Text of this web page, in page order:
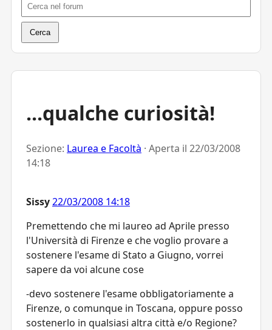
...qualche curiosità!
Sezione: Laurea e Facoltà · Aperta il 22/03/2008
14:18
Sissy22/03/2008 14:18
Premettendo che mi laureo ad Aprile presso
l'Università di Firenze e che voglio provare a
sostenere l'esame di Stato a Giugno, vorrei
sapere da voi alcune cose
-devo sostenere l'esame obbligatoriamente a
Firenze, o comunque in Toscana, oppure posso
sostenerlo in qualsiasi altra città e/o Regione?
Cerca